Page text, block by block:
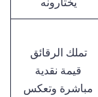
تملك الرقائق
قيمة نقدية
مباشرة وتعكس